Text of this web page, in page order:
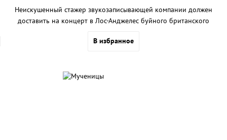
Неискушенный стажер звукозаписывающей компании должен
доставить на концерт в Лос-Анджелес буйного британского
В избранное